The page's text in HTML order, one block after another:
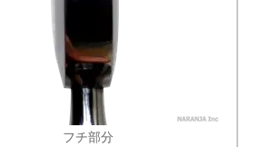
フチ部分